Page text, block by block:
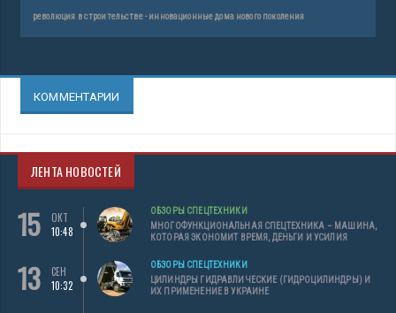
революция в строительстве - инновационные дома нового поколения
КОММЕНТАРИИ
ЛЕНТА НОВОСТЕЙ
15
ОКТ
10:48
ОБЗОРЫ СПЕЦТЕХНИКИ
МНОГОФУНКЦИОНАЛЬНАЯ СПЕЦТЕХНИКА – МАШИНА,
КОТОРАЯ ЭКОНОМИТ ВРЕМЯ, ДЕНЬГИ И УСИЛИЯ
13
СЕН
10:32
ОБЗОРЫ СПЕЦТЕХНИКИ
ЦИЛИНДРЫ ГИДРАВЛИЧЕСКИЕ (ГИДРОЦИЛИНДРЫ) И
ИХ ПРИМЕНЕНИЕ В УКРАИНЕ